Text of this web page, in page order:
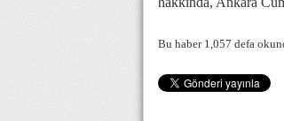
Bu haber 1,057 defa